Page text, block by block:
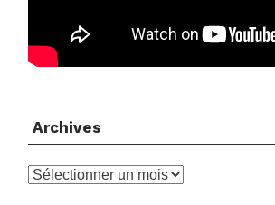
Archives
Archives